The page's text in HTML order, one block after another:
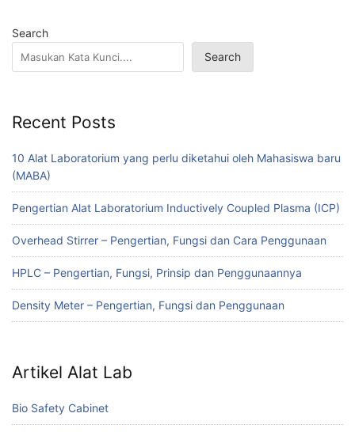
Search
Search
Recent Posts
10 Alat Laboratorium yang perlu diketahui oleh Mahasiswa baru
(MABA)
Pengertian Alat Laboratorium Inductively Coupled Plasma (ICP)
Overhead Stirrer – Pengertian, Fungsi dan Cara Penggunaan
HPLC – Pengertian, Fungsi, Prinsip dan Penggunaannya
Density Meter – Pengertian, Fungsi dan Penggunaan
Artikel Alat Lab
Bio Safety Cabinet